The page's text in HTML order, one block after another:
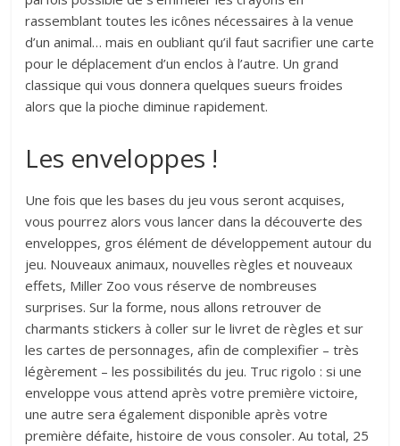
rassemblant toutes les icônes nécessaires à la venue
d’un animal… mais en oubliant qu’il faut sacrifier une carte
pour le déplacement d’un enclos à l’autre. Un grand
classique qui vous donnera quelques sueurs froides
alors que la pioche diminue rapidement.
Les enveloppes !
Une fois que les bases du jeu vous seront acquises,
vous pourrez alors vous lancer dans la découverte des
enveloppes, gros élément de développement autour du
jeu. Nouveaux animaux, nouvelles règles et nouveaux
effets, Miller Zoo vous réserve de nombreuses
surprises. Sur la forme, nous allons retrouver de
charmants stickers à coller sur le livret de règles et sur
les cartes de personnages, afin de complexifier – très
légèrement – les possibilités du jeu. Truc rigolo : si une
enveloppe vous attend après votre première victoire,
une autre sera également disponible après votre
première défaite, histoire de vous consoler. Au total, 25